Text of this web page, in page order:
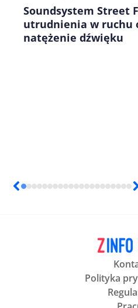
Soundsystem Street
utrudnienia w ruchu
natężenie dźwięku
Polityka